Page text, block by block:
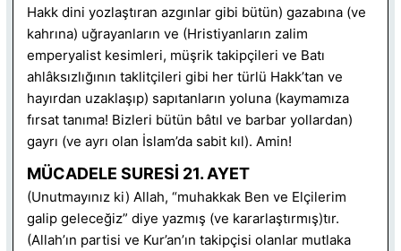
Hakk dini yozlaştıran azgınlar gibi bütün) gazabına (ve
kahrına) uğrayanların ve (Hristiyanların zalim
emperyalist kesimleri, müşrik takipçileri ve Batı
ahlâksızlığının taklitçileri gibi her türlü Hakk’tan ve
hayırdan uzaklaşıp) sapıtanların yoluna (kaymamıza
fırsat tanıma! Bizleri bütün bâtıl ve barbar yollardan)
gayrı (ve ayrı olan İslam’da sabit kıl). Amin!
MÜCADELE SURESİ 21. AYET
(Unutmayınız ki) Allah, “muhakkak Ben ve Elçilerim
galip geleceğiz” diye yazmış (ve kararlaştırmış)tır.
(Allah’ın partisi ve Kur’an’ın takipçisi olanlar mutlaka